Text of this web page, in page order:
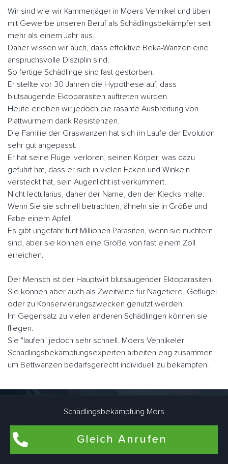
Wir sind wie wir Kammerjäger in Moers Vennikel und üben
mit Gewerbe unseren Beruf als Schädlingsbekämpfer seit
mehr als einem Jahr aus.
Daher wissen wir auch, dass effektive Beka-Wanzen eine
anspruchsvolle Disziplin sind.
So fertige Schädlinge sind fast gestorben.
Er stellte vor 30 Jahren die Hypothese auf, dass
blutsaugende Ektoparasiten auftreten würden.
Heute erleben wir jedoch die rasante Ausbreitung von
Plattwürmern dank Resistenzen.
Die Familie der Graswanzen hat sich im Laufe der Evolution
sehr gut angepasst.
Er hat seine Flügel verloren, seinen Körper, was dazu
geführt hat, dass er sich in vielen Ecken und Winkeln
versteckt hat, sein Augenlicht ist verkümmert.
Nicht lectularius, daher der Name, den der Klecks malte.
Wenn Sie sie schnell betrachten, ähneln sie in Größe und
Fabe einem Apfel.
Es gibt ungefähr fünf Millionen Parasiten, wenn sie nüchtern
sind, aber sie können eine Größe von fast einem Zoll
erreichen.
Der Mensch ist der Hauptwirt blutsaugender Ektoparasiten.
Sie können aber auch als Zweitwirte für Nagetiere, Geflügel
oder zu Konservierungszwecken genutzt werden.
Im Gegensatz zu vielen anderen Schädlingen können sie
fliegen.
Sie "laufen" jedoch sehr schnell. Moers Vennikeler
Schädlingsbekämpfungsexperten arbeiten eng zusammen,
um Bettwanzen bedarfsgerecht individuell zu bekämpfen.
Flohbekämpfung in Moers Vennikel
Flöhe kommen am häufigsten in Wohnungen und Häusern
vor, in denen Haustiere wie Hunde und Katzen leben. Auch
Schädlingsbekämpfung Mörs
Gleich Anrufen